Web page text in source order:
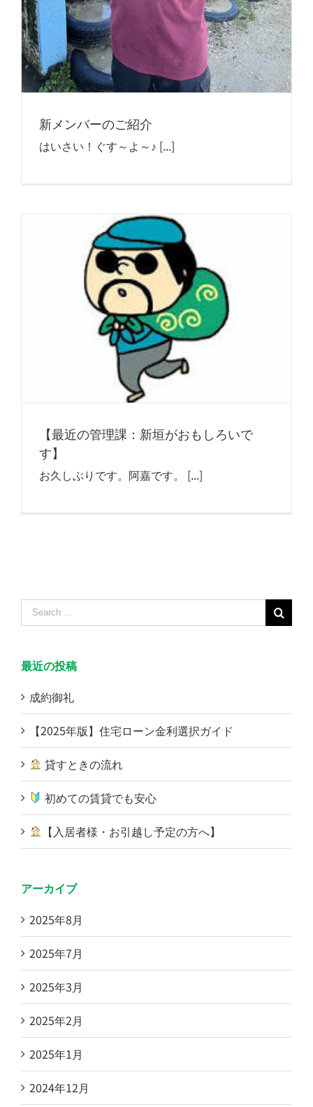
新メンバーのご紹介
はいさい！ぐす～よ～♪ [...]
【最近の管理課：新垣がおもしろいで
す】
お久しぶりです。阿嘉です。 [...]
Search
for:
最近の投稿
成約御礼
【2025年版】住宅ローン金利選択ガイド
貸すときの流れ
初めての賃貸でも安心
【入居者様・お引越し予定の方へ】
アーカイブ
2025年8月
2025年7月
2025年3月
2025年2月
2025年1月
2024年12月